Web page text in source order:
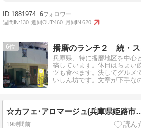
1881974 6
週間IN:130 週間OUT:460 月間IN:620
6 播磨のランチ２ 続・ス
兵庫県、特に播磨地区を中心
稿しています。休日はちょい
ツも食べます。決してグルメ
いしん坊です。文章が下手な
☆カフェ･アロマージュ(
19時間前